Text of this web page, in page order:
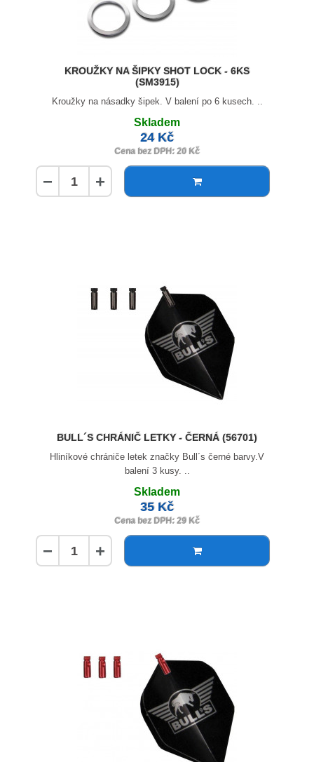
KROUŽKY NA ŠIPKY SHOT LOCK - 6KS
(SM3915)
Kroužky na násadky šipek. V balení po 6 kusech. ..
Skladem
24 Kč
Cena bez DPH: 20 Kč
− +
BULL´S CHRÁNIČ LETKY - ČERNÁ (56701)
Hliníkové chrániče letek značky Bull´s černé barvy.V
balení 3 kusy. ..
Skladem
35 Kč
Cena bez DPH: 29 Kč
− +